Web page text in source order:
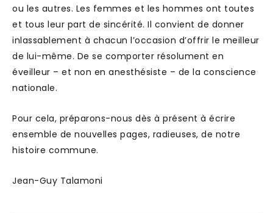
ou les autres. Les femmes et les hommes ont toutes
et tous leur part de sincérité. Il convient de donner
inlassablement à chacun l’occasion d’offrir le meilleur
de lui-même. De se comporter résolument en
éveilleur – et non en anesthésiste – de la conscience
nationale.
Pour cela, préparons-nous dès à présent à écrire
ensemble de nouvelles pages, radieuses, de notre
histoire commune.
Jean-Guy Talamoni